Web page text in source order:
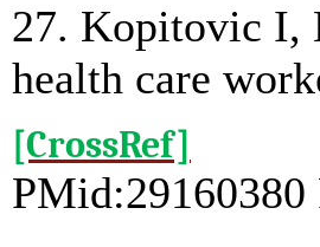
27. Kopitovic I,
health care
[CrossRef]